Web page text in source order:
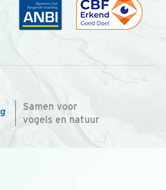
Samen voor
vogels en natuur